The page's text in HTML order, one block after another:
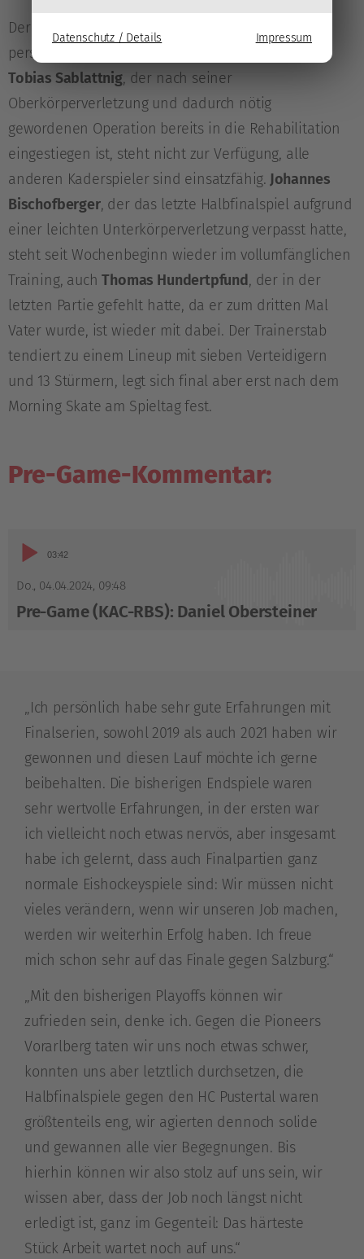
Datenschutz / Details Impressum
Der EC-KAC kann zum Start in die Finalserie 2024
personell nahezu aus dem Vollen schöpfen. Nur
Tobias Sablattnig, der nach seiner
Oberkörperverletzung und dadurch nötig
gewordenen Operation bereits in die Rehabilitation
eingestiegen ist, steht nicht zur Verfügung, alle
anderen Kaderspieler sind einsatzfähig. Johannes
Bischofberger, der das letzte Halbfinalspiel aufgrund
einer leichten Unterkörperverletzung verpasst hatte,
steht seit Wochenbeginn wieder im vollumfänglichen
Training, auchThomas Hundertpfund , der in der
letzten Partie gefehlt hatte, da er zum dritten Mal
Vater wurde, ist wieder mit dabei. Der Trainerstab
tendiert zu einem Lineup mit sieben Verteidigern
und 13 Stürmern, legt sich final aber erst nach dem
Morning Skate am Spieltag fest.
Pre-Game-Kommentar:
Audio-03:42
Do., 04.04.2024, 09:48
Pre-Game (KAC-RBS): Daniel Obersteiner
„Ich persönlich habe sehr gute Erfahrungen mit
Finalserien, sowohl 2019 als auch 2021 haben wir
gewonnen und diesen Lauf möchte ich gerne
beibehalten. Die bisherigen Endspiele waren
sehr wertvolle Erfahrungen, in der ersten war
ich vielleicht noch etwas nervös, aber insgesamt
habe ich gelernt, dass auch Finalpartien ganz
normale Eishockeyspiele sind: Wir müssen nicht
vieles verändern, wenn wir unseren Job machen,
werden wir weiterhin Erfolg haben. Ich freue
mich schon sehr auf das Finale gegen Salzburg.“
„Mit den bisherigen Playoffs können wir
zufrieden sein, denke ich. Gegen die Pioneers
Vorarlberg taten wir uns noch etwas schwer,
konnten uns aber letztlich durchsetzen, die
Halbfinalspiele gegen den HC Pustertal waren
größtenteils eng, wir agierten dennoch solide
und gewannen alle vier Begegnungen. Bis
hierhin können wir also stolz auf uns sein, wir
wissen aber, dass der Job noch längst nicht
erledigt ist, ganz im Gegenteil: Das härteste
Stück Arbeit wartet noch auf uns.“